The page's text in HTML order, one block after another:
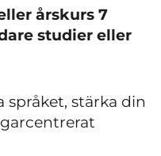
årskurs 7
studier eller
språket, stärka din